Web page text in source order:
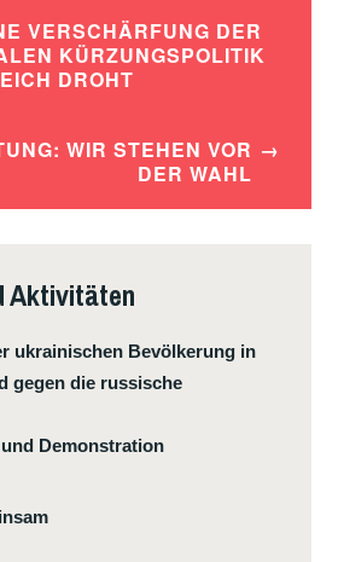
VERSCHÄRFUNG DER
KÜRZUNGSPOLITIK
DROHT
WIR STEHEN VOR
DER WAHL
Aktivitäten
ukrainischen Bevölkerung in
gegen die russische
Demonstration